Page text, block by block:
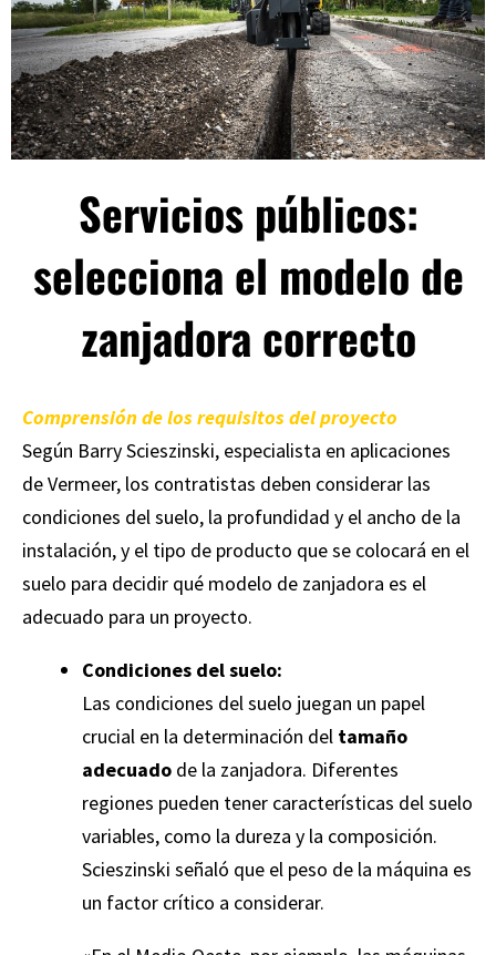
Servicios públicos:
selecciona el modelo de
zanjadora correcto
Comprensión de los requisitos del proyecto
Según Barry Scieszinski, especialista en aplicaciones
de Vermeer, los contratistas deben considerar las
condiciones del suelo, la profundidad y el ancho de la
instalación, y el tipo de producto que se colocará en el
suelo para decidir qué modelo de zanjadora es el
adecuado para un proyecto.
Condiciones del suelo:
Las condiciones del suelo juegan un papel
crucial en la determinación del tamaño
adecuado de la zanjadora. Diferentes
regiones pueden tener características del suelo
variables, como la dureza y la composición.
Scieszinski señaló que el peso de la máquina es
un factor crítico a considerar.